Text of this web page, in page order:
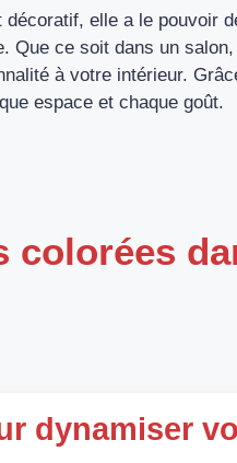
elle a le pouvoir
Que ce soit dans un
à votre intérieur.
espace et chaque goût.
colorées
dynamiser